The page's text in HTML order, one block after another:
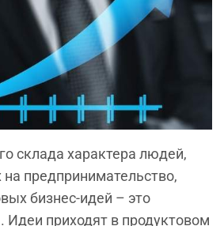
склада характера людей,
предпринимательство,
бизнес-идей – это
Идеи приходят в продуктовом